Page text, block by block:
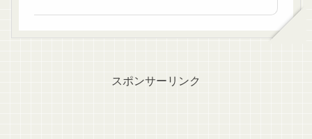
スポンサーリンク